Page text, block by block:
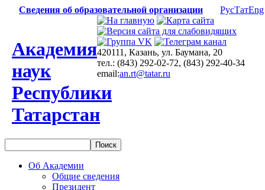
Сведения об образовательной организации РусТатEng
Академия
наук
Республики
Татарстан
420111, Казань, ул. Баумана, 20
тел.: (843) 292-02-72, (843) 292-40-34
email:an.rt@tatar.ru
Об Академии
Общие сведения
Президент